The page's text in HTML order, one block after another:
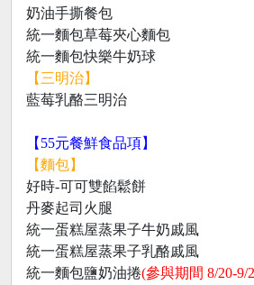
奶油手撕餐包
統一麵包草莓夾心麵包
統一麵包快樂牛奶球
【三明治】
藍莓乳酪三明治
【55元餐鮮食品項】
【麵包】
好時-可可雙餡鬆餅
丹麥起司火腿
統一蛋糕屋蒸果子牛奶戚風
統一蛋糕屋蒸果子乳酪戚風
統一麵包鹽奶油捲(參與期間 8/20-9/